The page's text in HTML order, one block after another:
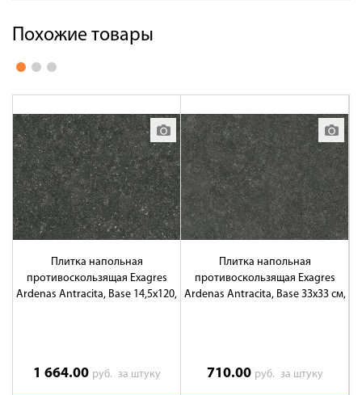
Похожие товары
Плитка напольная
противоскользящая Exagres
Ardenas Antracita, Base 14,5x120,
1 664.00 руб. за штуку
Плитка напольная
противоскользящая Exagres
Ardenas Antracita, Base 33x33 см,
710.00 руб. за штуку